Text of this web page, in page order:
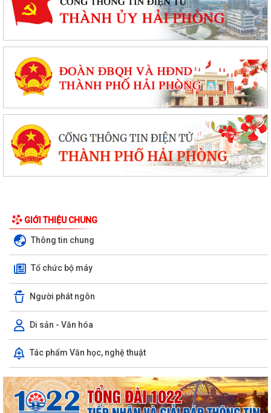
GIỚI THIỆU CHUNG
Thông tin chung
Tổ chức bộ máy
Người phát ngôn
Di sản - Văn hóa
Tác phẩm Văn học, nghệ thuật